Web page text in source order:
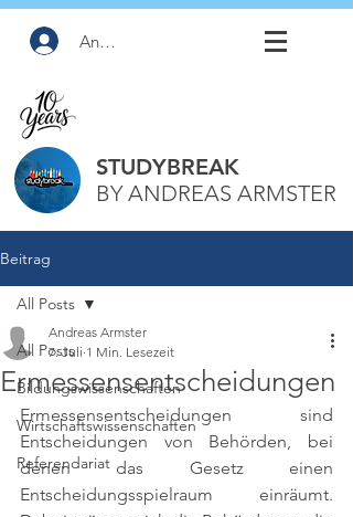
Anmelden
STUDYBREAK
BY ANDREAS ARMSTER
Beitrag
All Posts
Bildungswissenschaften
Wirtschaftswissenschaften
Referendariat
All Posts
Ermessensentscheidungen
Andreas Armster
7. Juli 1 Min. Lesezeit
Ermessensentscheidungen sind
Entscheidungen von Behörden, bei
denen das Gesetz einen
Entscheidungsspielraum einräumt.